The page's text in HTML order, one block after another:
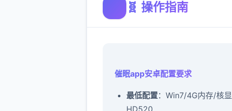
🧬 操作指南
催眠app安卓配置要求
​最低配置​​：Win7/4G内存/核显
HD520